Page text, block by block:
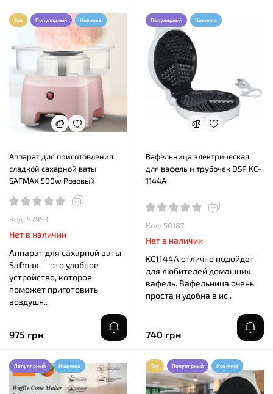
Топ Популярный Новинка
Аппарат для приготовления
сладкой сахарной ваты
SAFMAX 500w Розовый
Код: 52953
Нет в наличии
Аппарат для сахарной ваты
Safmax — это удобное
устройство, которое
поможет приготовить
воздушн..
975 грн
Популярный Новинка
Вафельница электрическая
для вафель и трубочек DSP KC-
1144A
Код: 50187
Нет в наличии
KC1144A отлично подойдет
для любителей домашних
вафель. Вафельница очень
проста и удобна в ис..
740 грн
Популярный Новинка Топ Популярный Новинка